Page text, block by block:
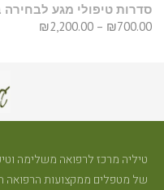
סדרות טיפולי מגע
₪700.00
–
₪2,200.00
טיליה מרכז לרפואה משלימה
של מטפלים ממקצועות הרפואה